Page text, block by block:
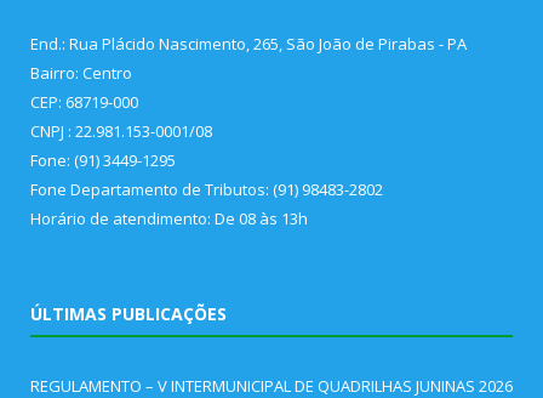
End.: Rua Plácido Nascimento, 265, São João de Pirabas - PA
Bairro: Centro
CEP: 68719-000
CNPJ : 22.981.153-0001/08
Fone: (91) 3449-1295
Fone Departamento de Tributos: (91) 98483-2802
Horário de atendimento: De 08 às 13h
ÚLTIMAS PUBLICAÇÕES
REGULAMENTO – V INTERMUNICIPAL DE QUADRILHAS JUNINAS 2026